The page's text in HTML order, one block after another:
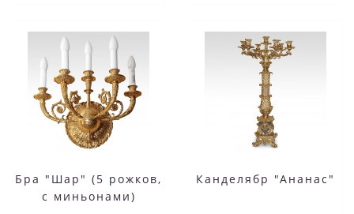
Бра "Шар" (5 рожков,
с миньонами)
Канделябр "Ананас"